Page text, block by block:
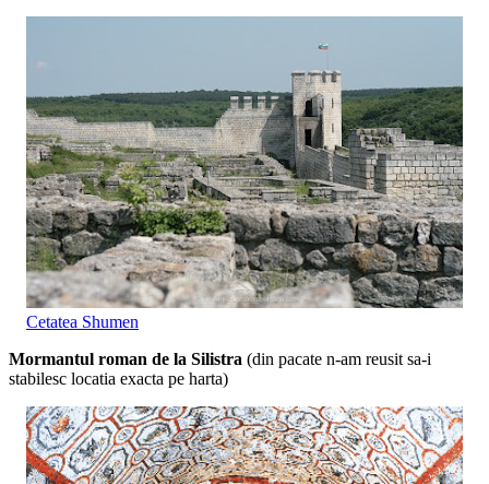
Cetatea Shumen
Mormantul roman de la Silistra (din pacate n-am reusit sa-i
stabilesc locatia exacta pe harta)